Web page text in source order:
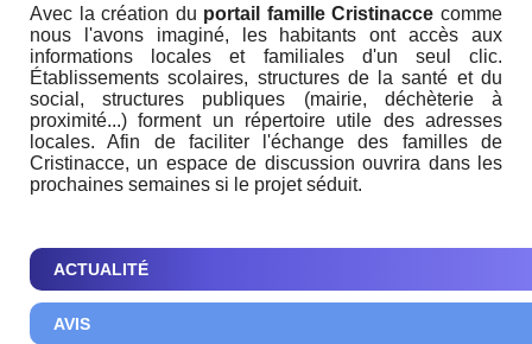
Avec la création du portail famille Cristinacce comme
nous l'avons imaginé, les habitants ont accès aux
informations locales et familiales d'un seul clic.
Établissements scolaires, structures de la santé et du
social, structures publiques (mairie, déchèterie à
proximité...) forment un répertoire utile des adresses
locales. Afin de faciliter l'échange des familles de
Cristinacce, un espace de discussion ouvrira dans les
prochaines semaines si le projet séduit.
ACTUALITÉ
AVIS